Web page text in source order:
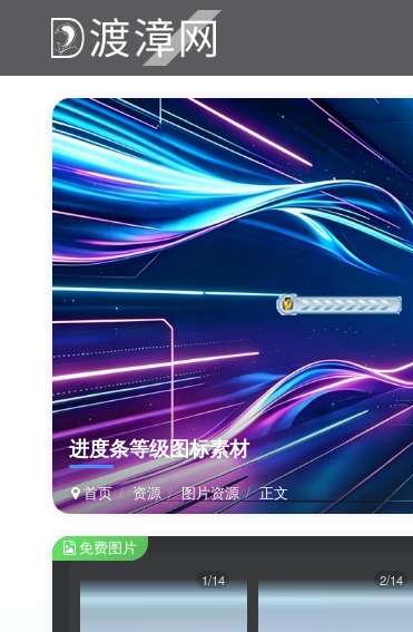
进度条等级图标素材
首页 资源 图片资源 正文
1/14 2/14
免费图片